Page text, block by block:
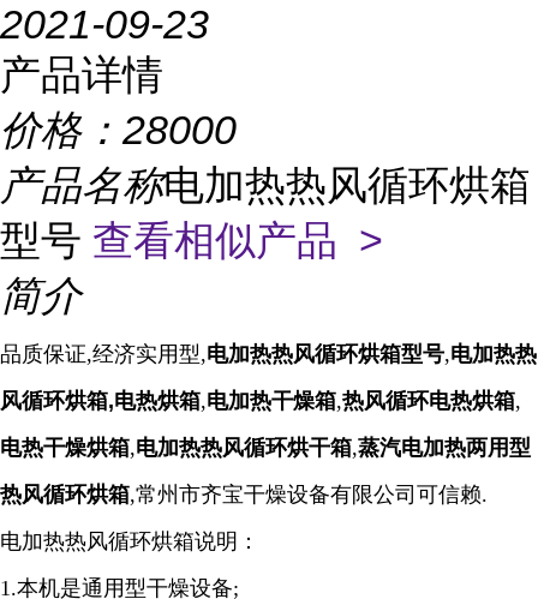
2021-09-23
产品详情
价格： 28000
产品名称电加热热风循环烘箱
型号 查看相似产品 >
简介
品质保证,经济实用型,电加热热风循环烘箱型号,电加热热
风循环烘箱,电热烘箱,电加热干燥箱,热风循环电热烘箱,
电热干燥烘箱,电加热热风循环烘干箱,蒸汽电加热两用型
热风循环烘箱,常州市齐宝干燥设备有限公司可信赖.
电加热热风循环烘箱说明：
1.本机是通用型干燥设备;